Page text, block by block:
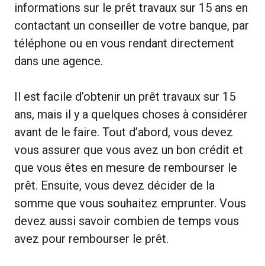
informations sur le prêt travaux sur 15 ans en
contactant un conseiller de votre banque, par
téléphone ou en vous rendant directement
dans une agence.
Il est facile d’obtenir un prêt travaux sur 15
ans, mais il y a quelques choses à considérer
avant de le faire. Tout d’abord, vous devez
vous assurer que vous avez un bon crédit et
que vous êtes en mesure de rembourser le
prêt. Ensuite, vous devez décider de la
somme que vous souhaitez emprunter. Vous
devez aussi savoir combien de temps vous
avez pour rembourser le prêt.